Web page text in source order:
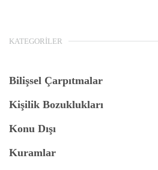
KATEGORILER
Bilişsel Çarpıtmalar
Kişilik Bozuklukları
Konu Dışı
Kuramlar